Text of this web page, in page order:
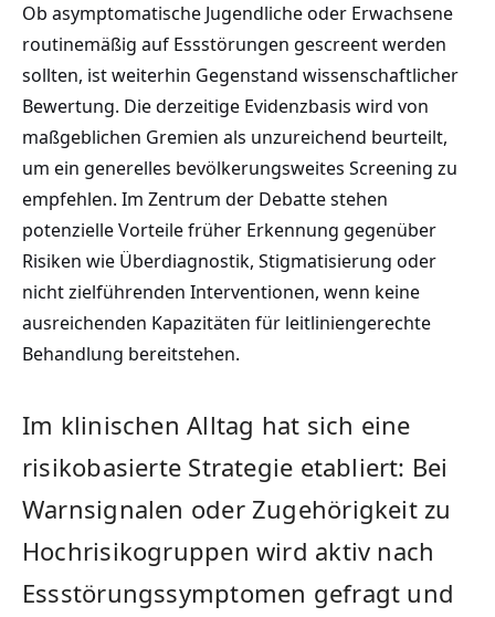
Ob asymptomatische Jugendliche oder Erwachsene
routinemäßig auf Essstörungen gescreent werden
sollten, ist weiterhin Gegenstand wissenschaftlicher
Bewertung. Die derzeitige Evidenzbasis wird von
maßgeblichen Gremien als unzureichend beurteilt,
um ein generelles bevölkerungsweites Screening zu
empfehlen. Im Zentrum der Debatte stehen
potenzielle Vorteile früher Erkennung gegenüber
Risiken wie Überdiagnostik, Stigmatisierung oder
nicht zielführenden Interventionen, wenn keine
ausreichenden Kapazitäten für leitliniengerechte
Behandlung bereitstehen.
Im klinischen Alltag hat sich eine
risikobasierte Strategie etabliert: Bei
Warnsignalen oder Zugehörigkeit zu
Hochrisikogruppen wird aktiv nach
Essstörungssymptomen gefragt und